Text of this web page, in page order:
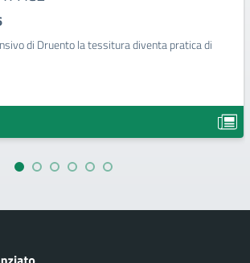
di Druento la tessitura diventa pratica di